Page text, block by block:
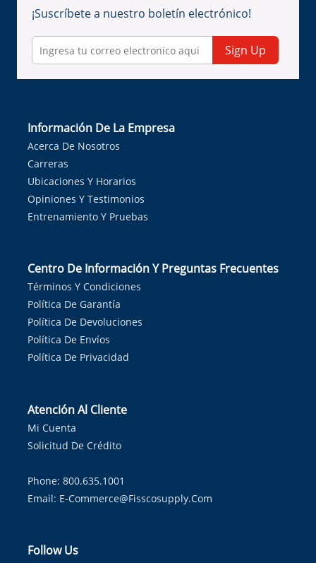
¡Suscríbete a nuestro boletín electrónico!
Sign Up
Información De La Empresa
Acerca De Nosotros
Carreras
Ubicaciones Y Horarios
Opiniones Y Testimonios
Entrenamiento Y Pruebas
Centro De Información Y Preguntas Frecuentes
Términos Y Condiciones
Política De Garantía
Política De Devoluciones
Política De Envíos
Política De Privacidad
Atención Al Cliente
Mi Cuenta
Solicitud De Crédito
Phone: 800.635.1001
Email: E-Commerce@fisscosupply.com
Follow Us